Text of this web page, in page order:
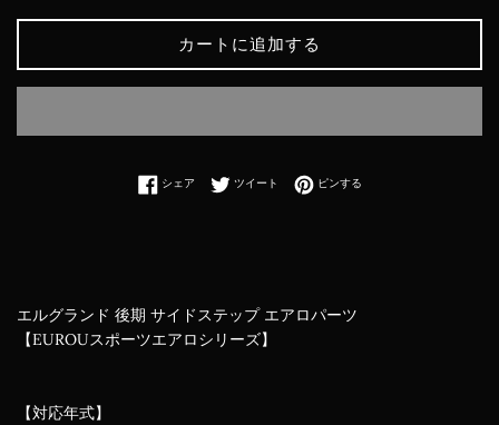
カートに追加する
シェアFacebookでシェアする
ツイート Twitterに投稿する
ピンするPinterestでピンする
エルグランド 後期 サイドステップ エアロパーツ
【EUROUスポーツエアロシリーズ】
【対応年式】